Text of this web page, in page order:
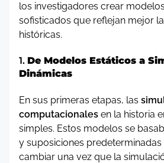
los investigadores crear
sofisticados que reflejan mejor
históricas.
1. De Modelos Estáticos a
Dinámicas
En sus primeras etapas, las
computacionales en la historia
simples. Estos modelos se
y suposiciones
cambiar una vez que la